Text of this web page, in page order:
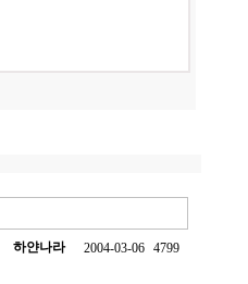
하얀나라 2004-03-06 4799